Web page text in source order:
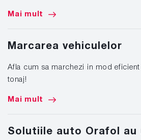
Mai mult
Marcarea vehiculelor
Afla cum sa marchezi in mod
tonaj!
Mai mult
Solutiile auto Orafol au